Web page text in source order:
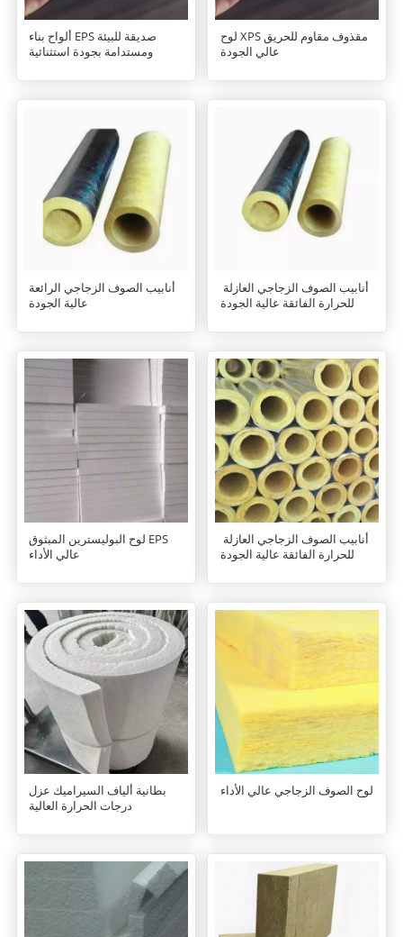
ألواح بناء EPS صديقة للبيئة
ومستدامة بجودة استثنائية
لوح XPS مقذوف مقاوم للحريق
عالي الجودة
أنابيب الصوف الزجاجي الرائعة
عالية الجودة
للحرارة الفائقة عالية الجودة
لوح البوليسترين المبثوق EPS
عالي الأداء
للحرارة الفائقة عالية الجودة
بطانية ألياف السيراميك عزل
درجات الحرارة العالية
لوح الصوف الزجاجي عالي الأداء